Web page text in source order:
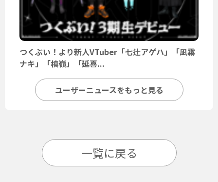
つくぶい！より新人VTuber「七辻アゲハ」「凪霧
ナキ」「槙嶺」「延喜...
ユーザーニュースをもっと見る
一覧に戻る